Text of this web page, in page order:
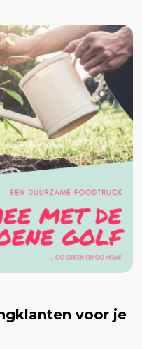
voor je